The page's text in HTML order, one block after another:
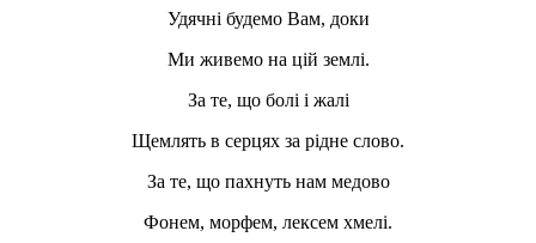
Удячні будемо Вам, доки
Ми живемо на цій землі.
За те, що болі і жалі
Щемлять в серцях за рідне слово.
За те, що пахнуть нам медово
Фонем, морфем, лексем хмелі.